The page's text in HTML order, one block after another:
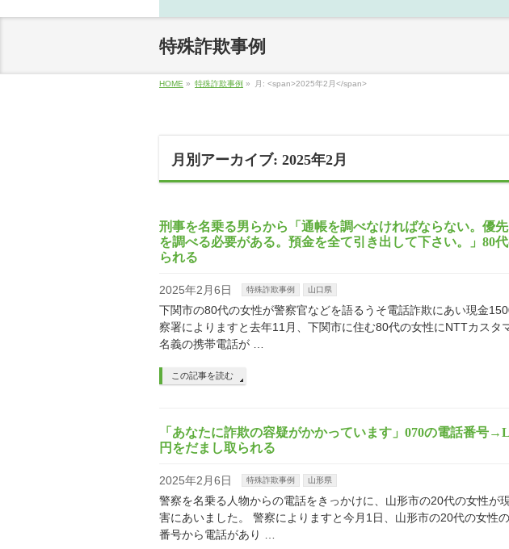
特殊詐欺事例
HOME » 特殊詐欺事例 » 月: <span>2025年2月</span>
月別アーカイブ: 2025年2月
刑事を名乗る男らから「通帳を調べなければならない。優
を調べる必要がある。預金を全て引き出して下さい。」80
られる
2025年2月6日 特殊詐欺事例 山口県
下関市の80代の女性が警察官などを語るうそ電話詐欺にあい現金
察署によりますと去年11月、下関市に住む80代の女性にNTTカスタ
名義の携帯電話が …
この記事を読む
「あなたに詐欺の容疑がかかっています」070の電話番号
円をだまし取られる
2025年2月6日 特殊詐欺事例 山形県
警察を名乗る人物からの電話をきっかけに、山形市の20代の女性が
害にあいました。 警察によりますと今月1日、山形市の20代の女性
番号から電話があり …